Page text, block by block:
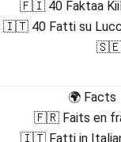
🇫🇮 40 Faktaa
🇮🇹 40 Fatti su
🇸🇪
🌍 Facts
🇫🇷 Faits en
🇮🇹 Fatti in